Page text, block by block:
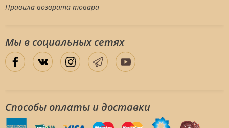
Правила возврата товара
Мы в социальных сетяx
Способы оплаты и доставки